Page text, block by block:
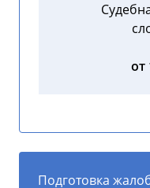
от
Подготовка